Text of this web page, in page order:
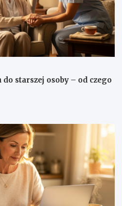
starszej osoby – od czego